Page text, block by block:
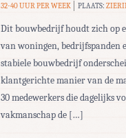
32-40 UUR PER WEEK PLAATS:
Dit bouwbedrijf houdt zich op
van woningen, bedrijfspanden
stabiele bouwbedrijf
klantgerichte manier van de
30 medewerkers die dagelijks
vakmanschap de […]